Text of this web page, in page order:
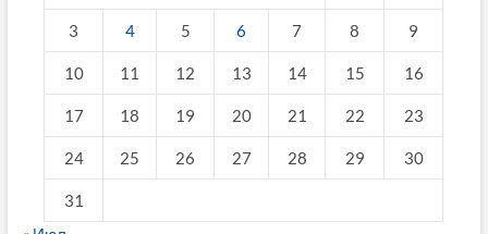
3 4 5 6 7 8 9
10 11 12 13 14 15 16
17 18 19 20 21 22 23
24 25 26 27 28 29 30
31